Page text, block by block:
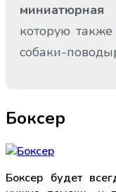
которую
собаки-
Боксер
Боксер будет